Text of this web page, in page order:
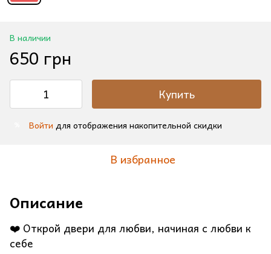
В наличии
650 грн
Купить
Войти для отображения накопительной скидки
В избранное
Описание
❤️ Открой двери для любви, начиная с любви к
себе